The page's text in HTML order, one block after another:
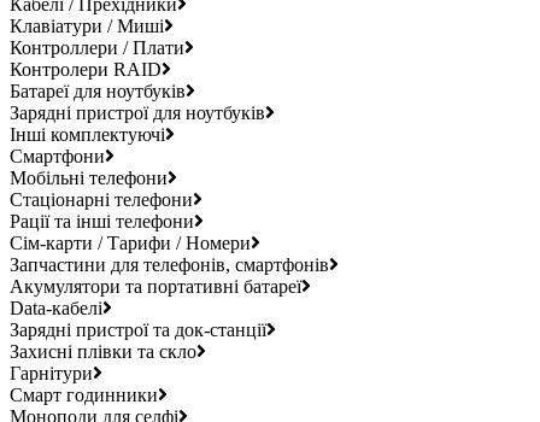
Клавіатури / Миші
Контроллери / Плати
Контролери RAID
Батареї для ноутбуків
Зарядні пристрої для ноутбуків
Інші комплектуючі
Смартфони
Мобільні телефони
Стаціонарні телефони
Рації та інші телефони
Сім-карти / Тарифи / Номери
Запчастини для телефонів, смартфонів
Акумулятори та портативні батареї
Data-кабелі
Зарядні пристрої та док-станції
Захисні плівки та скло
Гарнітури
Смарт годинники
Моноподи для селфі